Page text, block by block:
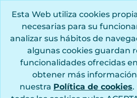
Esta Web utiliza cookies
necesarias para su
analizar sus hábitos de
algunas cookies guardan
funcionalidades ofrecidas
obtener más
nuestra Política de cookies.